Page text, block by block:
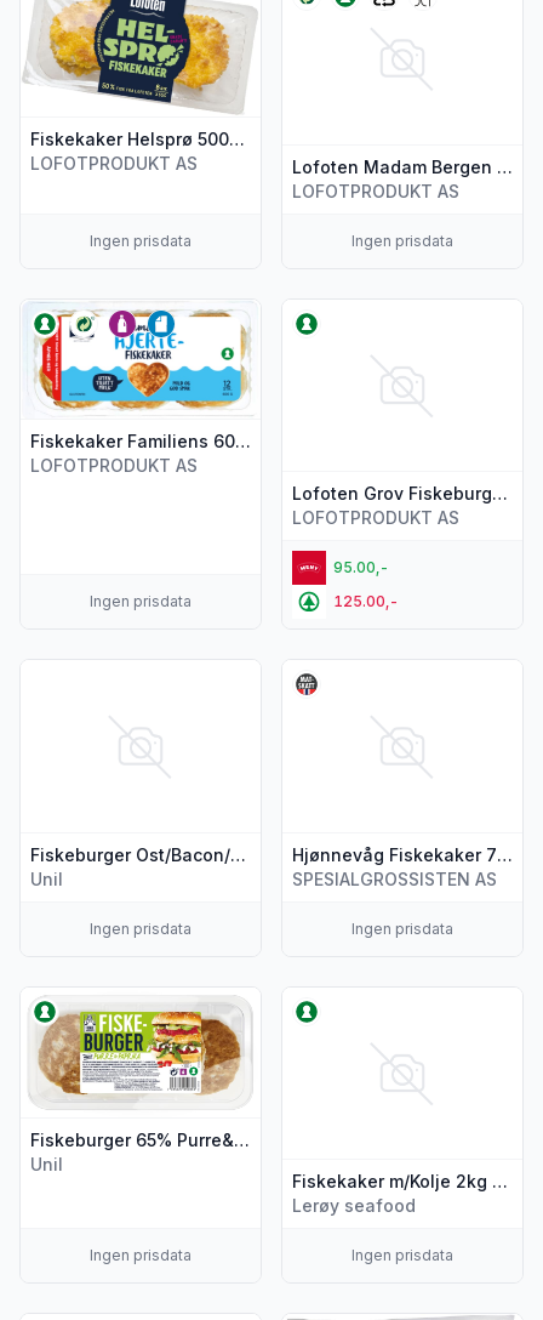
Fiskekaker Helsprø 500g Lofoten
LOFOTPRODUKT AS
Ingen prisdata
Lofoten Madam Bergen Hjertefiskekaker 400g
LOFOTPRODUKT AS
Ingen prisdata
Fiskekaker Familiens 600g Lofoten
LOFOTPRODUKT AS
Ingen prisdata
Vis flere detaljer for produktet "Fiskekaker Familiens 600g
Lofoten Grov Fiskeburger Torsk/Hyse 500g
LOFOTPRODUKT AS
95.00,-
125.00,-
Vis flere detaljer for
Fiskeburger Ost/Bacon/Chili 250g Fiskemannen
Unil
Ingen prisdata
Vis flere detaljer for produktet "Fiskeburger Ost/Bacon/
Hjønnevåg Fiskekaker 700g
SPESIALGROSSISTEN AS
Ingen prisdata
Vis flere detaljer for
Fiskeburger 65% Purre&Papr 400g Fiskemannen
Unil
Ingen prisdata
Vis flere detaljer for produktet "Fiskeburger 65%
Fiskekaker m/Kolje 2kg Lofoten
Lerøy seafood
Ingen prisdata
Vis flere detaljer for